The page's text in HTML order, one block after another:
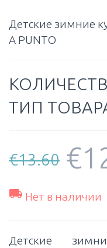
Детские зимние
A PUNTO
ТИП
€13.60 €
 Нет в наличии
Детские